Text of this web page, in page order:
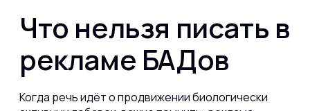
Что нельзя писать в
рекламе БАДов
Когда речь идёт о продвижении биологически